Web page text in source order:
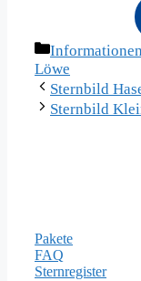
Kategorien
Löwe
Sternbild
Sternbild
Pakete
FAQ
Sternregister